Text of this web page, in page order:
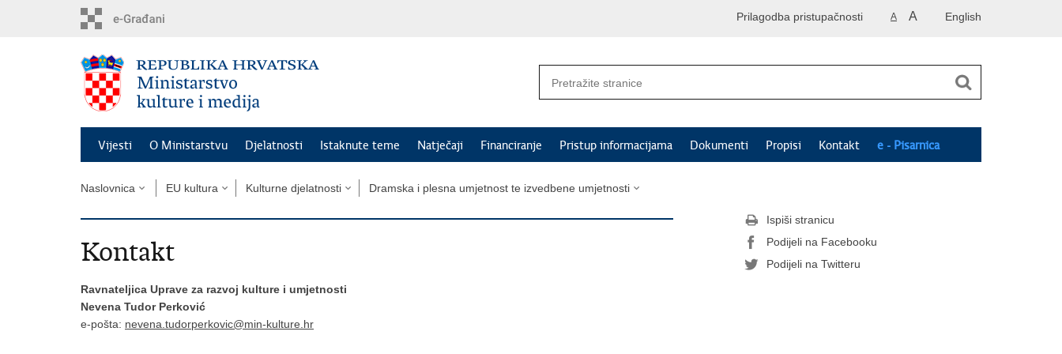
English
A A
Prilagodba pristupačnosti
Vijesti O Ministarstvu Djelatnosti Istaknute teme Natječaji Financiranje Pristup informacijama Dokumenti Propisi Kontakt e - Pisarnica
Naslovnica EU kultura Kulturne djelatnosti Dramska i plesna umjetnost te izvedbene umjetnosti
Kontakt
Ravnateljica Uprave za razvoj kulture i umjetnosti
Nevena Tudor Perković
e-pošta: nevena.tudorperkovic@min-kulture.hr
Ispiši stranicu
Podijeli na Facebooku
Podijeli na Twitteru